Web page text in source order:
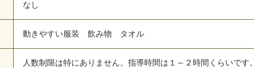
なし
動きやすい服装 飲み物 タオル
人数制限は特にありません。指導時間は１～２時間くらいです。